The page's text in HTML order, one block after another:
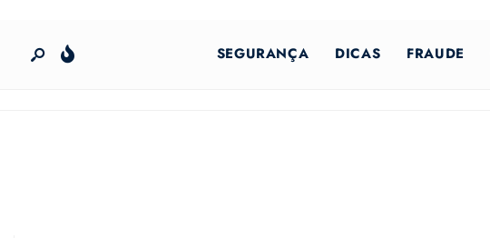
SEGURANÇA DICAS FRAUDE